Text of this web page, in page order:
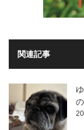
関連記事